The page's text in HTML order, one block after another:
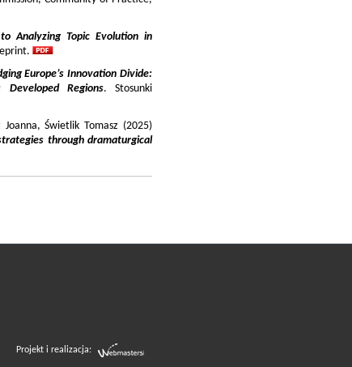
Analyzing Topic Evolution in
Europe’s Innovation Divide:
Regions. Stosunki
Joanna, Świetlik Tomasz (2025)
through dramaturgical
Projekt i realizacja: